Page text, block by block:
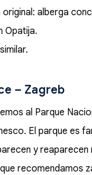
original: alberga
Opatija.
– Zagreb
al Parque
El parque es
y
recomendamos